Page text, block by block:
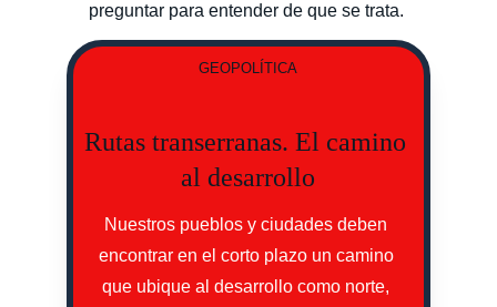
preguntar para entender de que se trata.
GEOPOLÍTICA
Rutas transerranas. El camino
al desarrollo
Nuestros pueblos y ciudades deben
encontrar en el corto plazo un camino
que ubique al desarrollo como norte,